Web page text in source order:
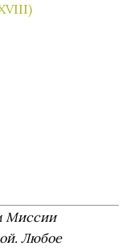
Миссии
Любое